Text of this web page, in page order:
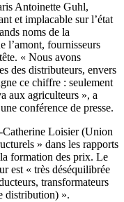
Antoinette Guhl,
et implacable sur l’état
noms de la
l’amont, fournisseurs
« Nous avons
des distributeurs, envers
ce chiffre : seulement
aux agriculteurs », a
conférence de presse.
Catherine Loisier (Union
» dans les rapports
formation des prix. Le
est « très déséquilibrée
transformateurs
distribution) ».